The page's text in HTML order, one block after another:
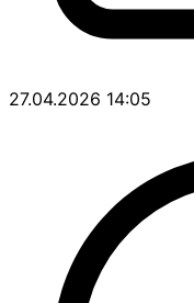
27.04.2026 14:05